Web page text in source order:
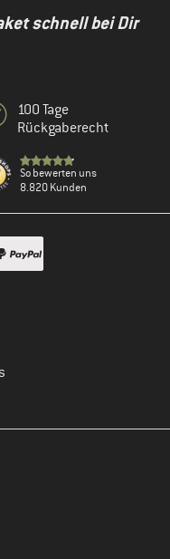
schnell bei Dir
100 Tage
Rückgaberecht
So bewerten uns
8.820 Kunden